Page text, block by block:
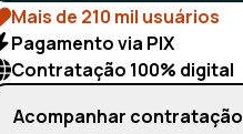
Mais de 210 mil usuários
Pagamento via PIX
Contratação 100% digital
Acompanhar contratação